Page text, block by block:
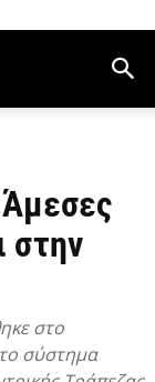
Άμεσες
στην
στο
σύστημα